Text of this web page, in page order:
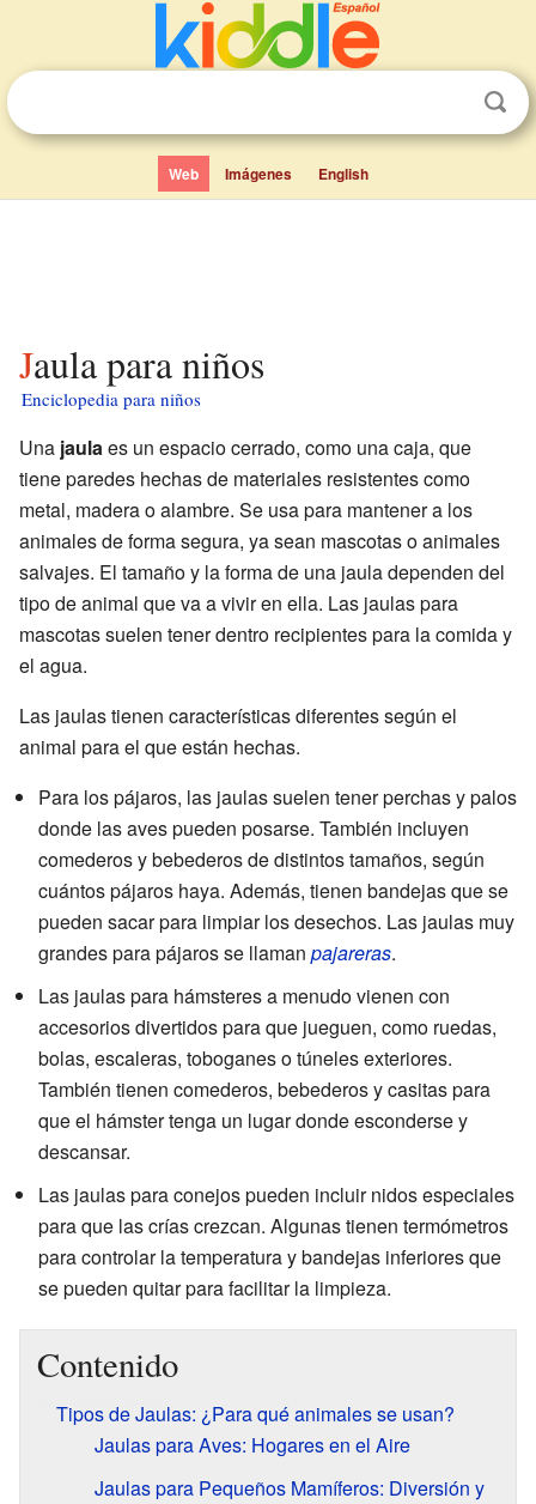
Web Imágenes English
Jaula para niños
Enciclopedia para niños
Una jaulaes un espacio cerrado, como una caja, que
tiene paredes hechas de materiales resistentes como
metal, madera o alambre. Se usa para mantener a los
animales de forma segura, ya sean mascotas o animales
salvajes. El tamaño y la forma de una jaula dependen del
tipo de animal que va a vivir en ella. Las jaulas para
mascotas suelen tener dentro recipientes para la comida y
el agua.
Las jaulas tienen características diferentes según el
animal para el que están hechas.
Para los pájaros, las jaulas suelen tener perchas y palos
donde las aves pueden posarse. También incluyen
comederos y bebederos de distintos tamaños, según
cuántos pájaros haya. Además, tienen bandejas que se
pueden sacar para limpiar los desechos. Las jaulas muy
grandes para pájaros se llaman pajareras.
Las jaulas para hámsteres a menudo vienen con
accesorios divertidos para que jueguen, como ruedas,
bolas, escaleras, toboganes o túneles exteriores.
También tienen comederos, bebederos y casitas para
que el hámster tenga un lugar donde esconderse y
descansar.
Las jaulas para conejos pueden incluir nidos especiales
para que las crías crezcan. Algunas tienen termómetros
para controlar la temperatura y bandejas inferiores que
se pueden quitar para facilitar la limpieza.
Contenido
Tipos de Jaulas: ¿Para qué animales se usan?
Jaulas para Aves: Hogares en el Aire
Jaulas para Pequeños Mamíferos: Diversión y